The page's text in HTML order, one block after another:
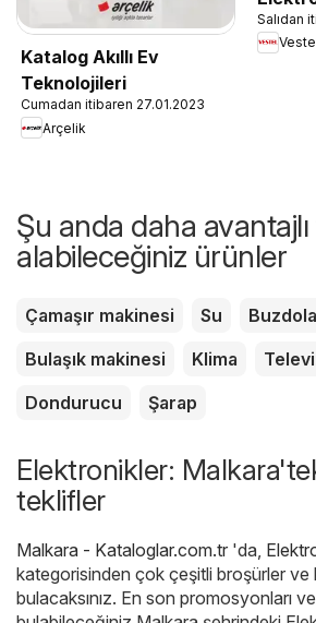
Katalog Akıllı Ev
Teknolojileri
Cumadan itibaren 27.01.2023
Arçelik
Salıdan
Şu anda daha
alabileceğiniz ürünler
Çamaşır makinesi Su
Bulaşık makinesi
Klima
Dondurucu
Şarap
Elektronikler:
teklifler
Malkara - Kataloglar.com.tr 'da,
kategorisinden çok çeşitli broşürler ve
bulacaksınız. En son promosyonları